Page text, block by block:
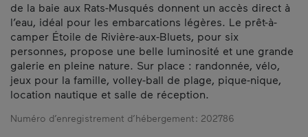
de la baie aux Rats-Musqués donnent un accès direct à
l’eau, idéal pour les embarcations légères. Le prêt-à-
camper Étoile de Rivière-aux-Bluets, pour six
personnes, propose une belle luminosité et une grande
galerie en pleine nature. Sur place : randonnée, vélo,
jeux pour la famille, volley-ball de plage, pique-nique,
location nautique et salle de réception.
Numéro d’enregistrement d’hébergement : 202786